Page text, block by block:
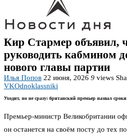
Кир Стармер объявил,
руководить кабмином
нового главы партии
Илья Попов 22 июня, 2026 9 views
VKOdnoklassniki
Уходит, но не сразу: британский премьер назвал
Премьер-министр Великобритании
он останется на своём посту до тех